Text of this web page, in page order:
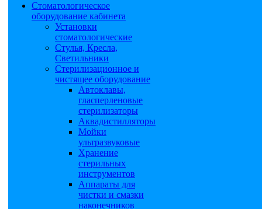
Стоматологическое
оборудование кабинета
Установки
стоматологические
Стулья, Кресла,
Светильники
Стерилизационное и
чистящее оборудование
Автоклавы,
гласперленовые
стерилизаторы
Аквадистилляторы
Мойки
ультразвуковые
Хранение
стерильных
инструментов
Аппараты для
чистки и смазки
наконечников